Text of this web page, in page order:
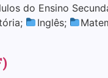
do Ensino
Inglês;